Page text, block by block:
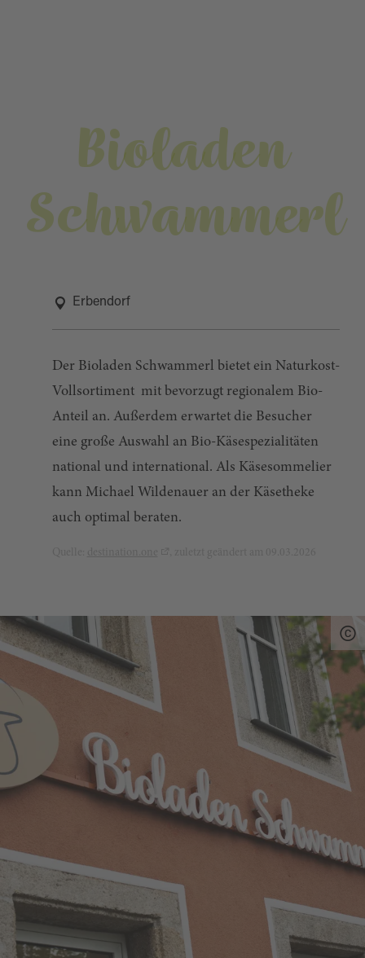
Bioladen
Schwammerl
Erbendorf
Der Bioladen Schwammerl bietet ein Naturkost-
Vollsortiment mit bevorzugt regionalem Bio-
Anteil an. Außerdem erwartet die Besucher
eine große Auswahl an Bio-Käsespezialitäten
national und international. Als Käsesommelier
kann Michael Wildenauer an der Käsetheke
auch optimal beraten.